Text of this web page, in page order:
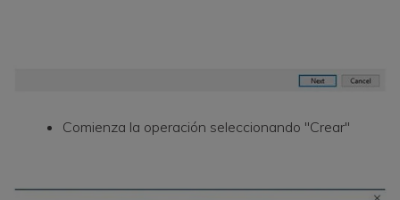
Comienza la operación seleccionando "Crear"